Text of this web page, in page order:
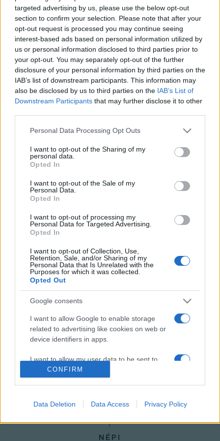
targeted advertising by us, please use the below opt-out
section to confirm your selection. Please note that after your
opt-out request is processed you may continue seeing
interest-based ads based on personal information utilized by
us or personal information disclosed to third parties prior to
your opt-out. You may separately opt-out of the further
disclosure of your personal information by third parties on the
IAB’s list of downstream participants. This information may
also be disclosed by us to third parties on the IAB’s List of
Downstream Participants that may further disclose it to other
Please note that this website/app uses one or more Google
not limited to your visit or usage behaviour. You may click to
grant or deny consent to Google and its third-party tags to
use your data for below specified purposes in below Google
consent section.
Personal Data Processing Opt Outs
I want to opt-out of the Sharing of my
personal data.
Opted In
I want to opt-out of the Sale of my
Personal Data.
Opted In
I want to opt-out of processing my
Personal Data for Targeted Advertising.
Opted In
I want to opt-out of Collection, Use,
Retention, Sale, and/or Sharing of my
Personal Data that Is Unrelated with the
Purposes for which it was collected.
Opted Out
Google consents
I want to allow Google to enable storage
related to advertising like cookies on web or
device identifiers in apps.
I want to allow my user data to be sent to
Google for online advertising purposes.
personalized advertising.
CONFIRM
Data Deletion Data Access Privacy Policy
Az Angers-i Premiers Plans filmfesztiválon, melynek fő
célkitűzése az európai mozi új tehetségeinek felfedezése,
idén három magyar pályakezdő filmes is bemutatkozhat a
versenyprogramokban. Kölcsey Levente Zabigyerekcímű
diplomafilmje a rövidfilmek között indul. A Színház- és
Filmművészeti Egyetemen 2016-ban végzett pályakezdő
Filmalap Inkubátor Programjában. Szentpéteri Áron
rendezése, a cannes-i filmfesztiválon debütált Láthatatlanul
a vizsgafilmek között, Lovrity Anna Katalin
világpremierje a Berlinalén volt tavaly februárban.
LÁTHATATLANUL LOVRITY ANNA KATALIN MUNDRUCZÓ KORNÉL
PEDRO ALMODÓVAR SZENTPÉTERI ÁRON VULKÁNSZIGET
NÉPI